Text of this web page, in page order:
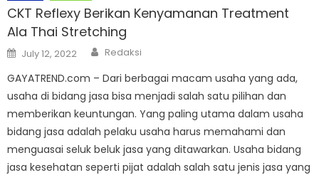
CKT Reflexy Berikan Kenyamanan Treatment
Ala Thai Stretching
Posted
on
July 12, 2022 Author
Redaksi
GAYATREND.com – Dari berbagai macam usaha yang ada,
usaha di bidang jasa bisa menjadi salah satu pilihan dan
memberikan keuntungan. Yang paling utama dalam usaha
bidang jasa adalah pelaku usaha harus memahami dan
menguasai seluk beluk jasa yang ditawarkan. Usaha bidang
jasa kesehatan seperti pijat adalah salah satu jenis jasa yang